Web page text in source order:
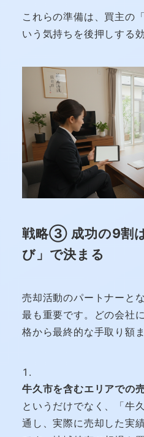
これらの準備は、買主の
いう気持ちを後押しする
戦略③ 成功の9割
び」で決まる
売却活動のパートナーと
最も重要です。どの会社
格から最終的な手取り額
牛久市を含むエリアでの
というだけでなく、「牛
通し、実際に売却した実